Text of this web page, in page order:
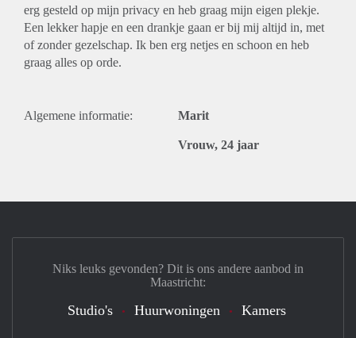
erg gesteld op mijn privacy en heb graag mijn eigen plekje.
Een lekker hapje en een drankje gaan er bij mij altijd in, met
of zonder gezelschap. Ik ben erg netjes en schoon en heb
graag alles op orde.
Algemene informatie: Marit
Vrouw, 24 jaar
Niks leuks gevonden? Dit is ons andere aanbod in
Maastricht:
Studio's Huurwoningen Kamers